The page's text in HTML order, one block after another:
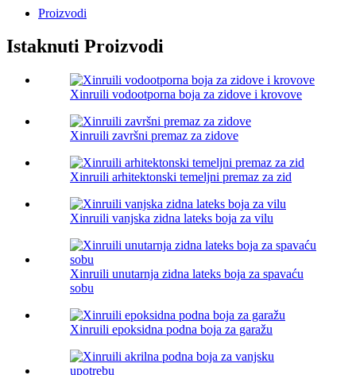
Proizvodi
Istaknuti Proizvodi
Xinruili vodootporna boja za zidove i krovove
Xinruili završni premaz za zidove
Xinruili arhitektonski temeljni premaz za zid
Xinruili vanjska zidna lateks boja za vilu
Xinruili unutarnja zidna lateks boja za spavaću
sobu
Xinruili epoksidna podna boja za garažu